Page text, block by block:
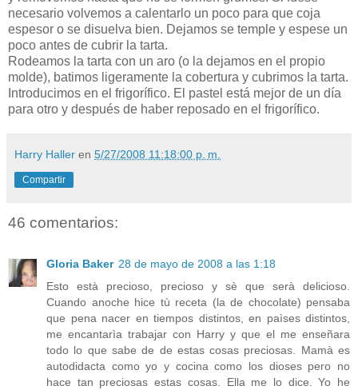
necesario volvemos a calentarlo un poco para que coja
espesor o se disuelva bien. Dejamos se temple y espese un
poco antes de cubrir la tarta.
Rodeamos la tarta con un aro (o la dejamos en el propio
molde), batimos ligeramente la cobertura y cubrimos la tarta.
Introducimos en el frigorífico. El pastel está mejor de un día
para otro y después de haber reposado en el frigorífico.
Harry Haller en 5/27/2008 11:18:00 p. m.
Compartir
46 comentarios:
Gloria Baker 28 de mayo de 2008 a las 1:18
Esto està precioso, precioso y sè que serà delicioso.
Cuando anoche hice tù receta (la de chocolate) pensaba
que pena nacer en tiempos distintos, en paìses distintos,
me encantarìa trabajar con Harry y que el me enseñara
todo lo que sabe de de estas cosas preciosas. Mamà es
autodidacta como yo y cocina como los dioses pero no
hace tan preciosas estas cosas. Ella me lo dice. Yo he